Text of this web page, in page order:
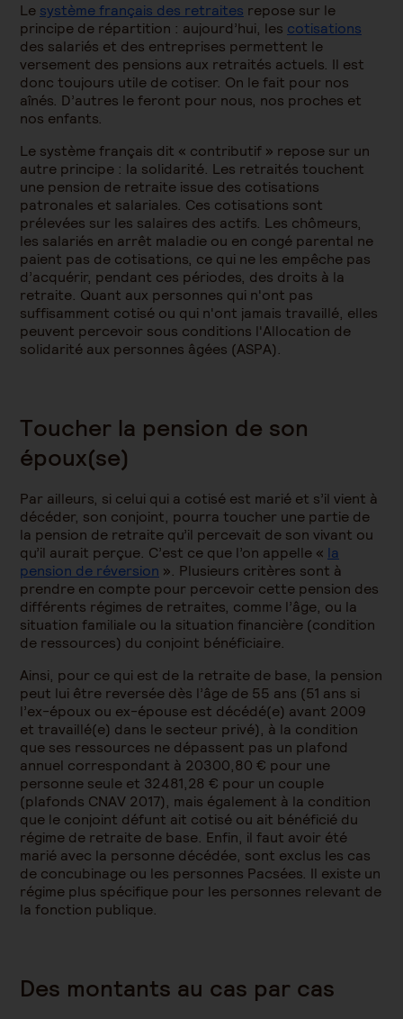
Le système français des retraites repose sur le
principe de répartition : aujourd’hui, les cotisations
des salariés et des entreprises permettent le
versement des pensions aux retraités actuels. Il est
donc toujours utile de cotiser. On le fait pour nos
aînés. D’autres le feront pour nous, nos proches et
nos enfants.
Le système français dit « contributif » repose sur un
autre principe : la solidarité. Les retraités touchent
une pension de retraite issue des cotisations
patronales et salariales. Ces cotisations sont
prélevées sur les salaires des actifs. Les chômeurs,
les salariés en arrêt maladie ou en congé parental ne
paient pas de cotisations, ce qui ne les empêche pas
d’acquérir, pendant ces périodes, des droits à la
retraite. Quant aux personnes qui n'ont pas
suffisamment cotisé ou qui n'ont jamais travaillé, elles
peuvent percevoir sous conditions l'Allocation de
solidarité aux personnes âgées (ASPA).
Toucher la pension de son
époux(se)
Par ailleurs, si celui qui a cotisé est marié et s’il vient à
décéder, son conjoint, pourra toucher une partie de
la pension de retraite qu’il percevait de son vivant ou
qu’il aurait perçue. C’est ce que l’on appelle « la
pension de réversion ». Plusieurs critères sont à
prendre en compte pour percevoir cette pension des
différents régimes de retraites, comme l’âge, ou la
situation familiale ou la situation financière (condition
de ressources) du conjoint bénéficiaire.
Ainsi, pour ce qui est de la retraite de base, la pension
peut lui être reversée dès l’âge de 55 ans (51 ans si
l’ex-époux ou ex-épouse est décédé(e) avant 2009
et travaillé(e) dans le secteur privé), à la condition
que ses ressources ne dépassent pas un plafond
annuel correspondant à 20300,80 € pour une
personne seule et 32481,28 € pour un couple
(plafonds CNAV 2017), mais également à la condition
que le conjoint défunt ait cotisé ou ait bénéficié du
régime de retraite de base. Enfin, il faut avoir été
marié avec la personne décédée, sont exclus les cas
de concubinage ou les personnes Pacsées. Il existe un
régime plus spécifique pour les personnes relevant de
la fonction publique.
Des montants au cas par cas